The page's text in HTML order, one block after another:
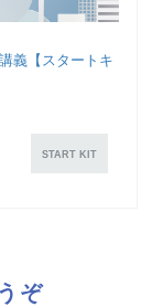
義【スタートキ
START KIT
ぞ